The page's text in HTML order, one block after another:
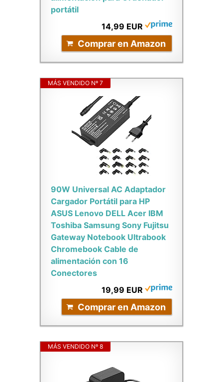
portátil
14,99 EUR
Comprar en Amazon
MÁS VENDIDO Nº 7
90W Universal AC Adaptador
Cargador Portátil para HP
ASUS Lenovo DELL Acer IBM
Toshiba Samsung Sony Fujitsu
Gateway Notebook Ultrabook
Chromebook Cable de
alimentación con 16
Conectores
19,99 EUR
Comprar en Amazon
MÁS VENDIDO Nº 8